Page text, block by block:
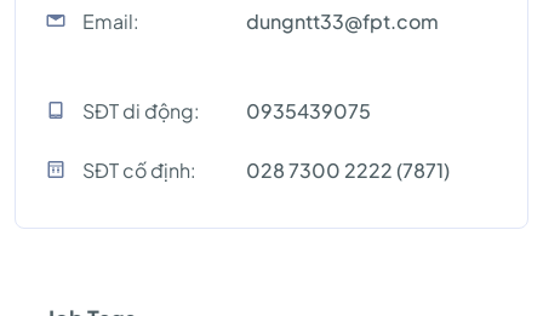
Email: dungntt33@fpt.com
SĐT di động: 0935439075
SĐT cố định: 028 7300 2222 (7871)